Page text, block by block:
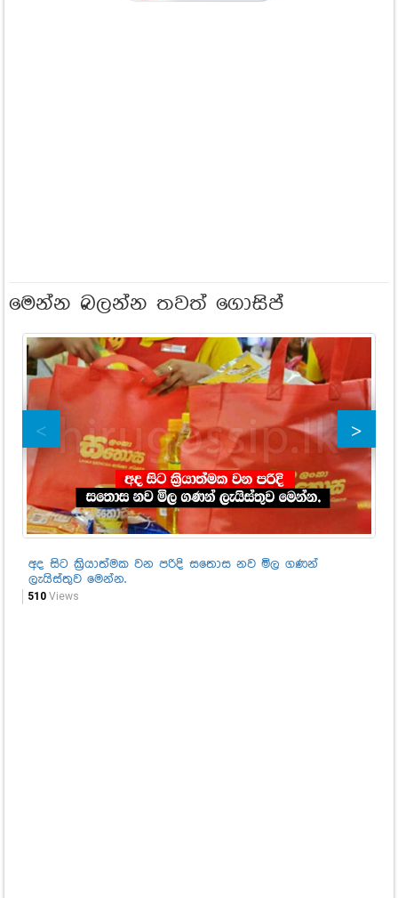
මෙන්න බලන්න තවත් ගොසිප්
අද සිට ක්‍රියාත්මක වන පරිදි සතොස නව මිල ගණන්
ලැයිස්තුව මෙන්න.
510 Views